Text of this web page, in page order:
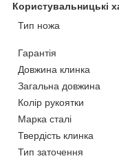
Користувальницькі
Тип ножа
Гарантія
Довжина клинка
Загальна довжина
Колір рукоятки
Марка сталі
Твердість клинка
Тип заточення